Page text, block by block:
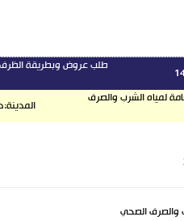
طلب عروض وبطريقة الظرف
لمياه الشرب والصرف
المدينة:
والصرف الصحي